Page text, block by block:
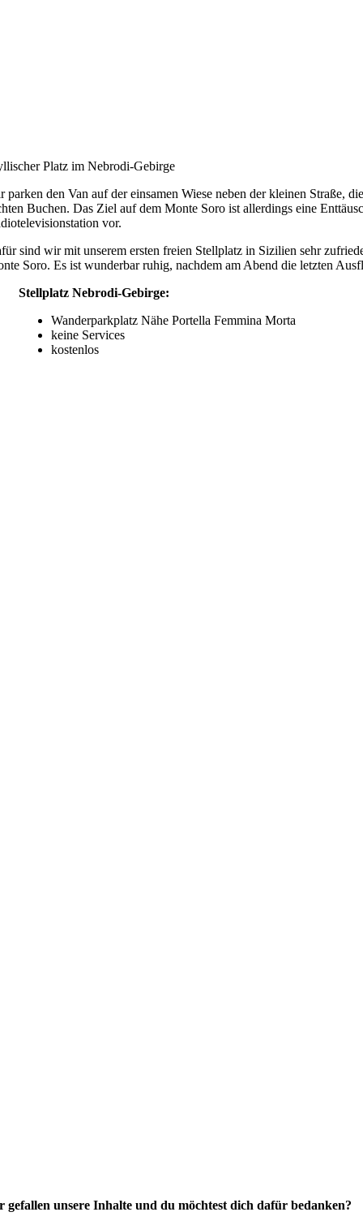
Platz im Nebrodi-Gebirge
parken den Van auf der einsamen Wiese neben der kleinen Straße,
Buchen. Das Ziel auf dem Monte Soro ist allerdings eine
vor.
sind wir mit unserem ersten freien Stellplatz in Sizilien sehr
Soro. Es ist wunderbar ruhig, nachdem am Abend die letzten
Stellplatz Nebrodi-Gebirge:
Wanderparkplatz Nähe Portella Femmina Morta
keine Services
kostenlos
gefallen unsere Inhalte und du möchtest dich dafür bedanken?